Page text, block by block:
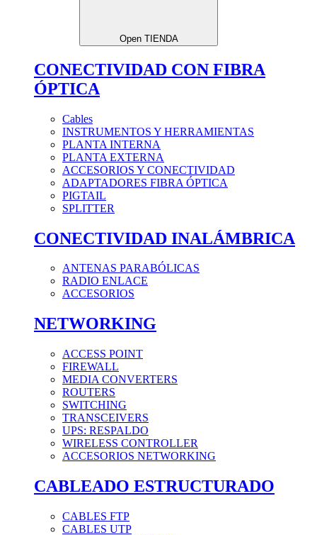
Open TIENDA
CONECTIVIDAD CON FIBRA
ÓPTICA
Cables
INSTRUMENTOS Y HERRAMIENTAS
PLANTA INTERNA
PLANTA EXTERNA
ACCESORIOS Y CONECTIVIDAD
ADAPTADORES FIBRA ÓPTICA
PIGTAIL
SPLITTER
CONECTIVIDAD INALÁMBRICA
ANTENAS PARABÓLICAS
RADIO ENLACE
ACCESORIOS
NETWORKING
ACCESS POINT
FIREWALL
MEDIA CONVERTERS
ROUTERS
SWITCHING
TRANSCEIVERS
UPS: RESPALDO
WIRELESS CONTROLLER
ACCESORIOS NETWORKING
CABLEADO ESTRUCTURADO
CABLES FTP
CABLES UTP